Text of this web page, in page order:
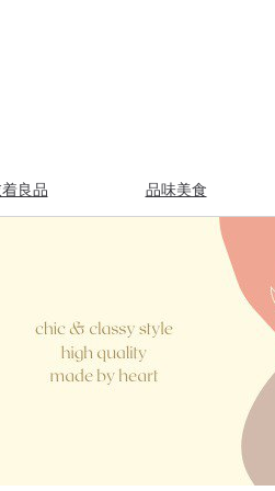
良品 品味美食